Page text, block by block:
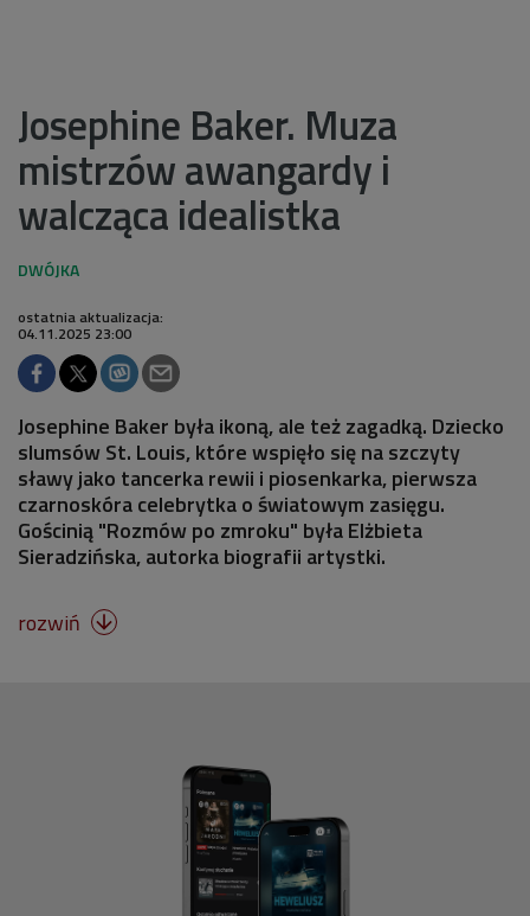
Josephine Baker. Muza
mistrzów awangardy i
walcząca idealistka
ostatnia aktualizacja:
04.11.2025 23:00
Josephine Baker była ikoną, ale też zagadką. Dziecko
slumsów St. Louis, które wspięło się na szczyty
sławy jako tancerka rewii i piosenkarka, pierwsza
czarnoskóra celebrytka o światowym zasięgu.
Gościnią "Rozmów po zmroku" była Elżbieta
Sieradzińska, autorka biografii artystki.
rozwiń 